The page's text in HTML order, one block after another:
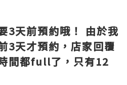
3天前預約哦！ 由於我
3天才預約，店家回覆
間都full了，只有12